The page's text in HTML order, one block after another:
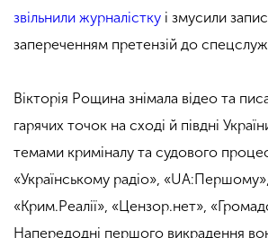
звільнили журналістку і змусили
запереченням претензій до
Вікторія Рощина знімала відео та
гарячих точок на сході й півдні
темами криміналу та судового
«Українському радіо»,
«Крим.Реалії», «Цензор.нет»,
Напередодні першого викрадення